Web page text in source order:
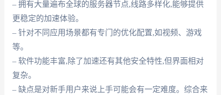
– 拥有大量遍布全球的服务器节点,线路多样化,能够提供
更稳定的加速体验。
– 针对不同应用场景都有专门的优化配置,如视频、游戏
等。
– 软件功能丰富,除了加速还有其他安全特性,但界面相对
复杂。
– 缺点是对新手用户来说上手可能会有一定难度。综合来